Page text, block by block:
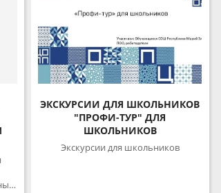
ЭКСКУРСИИ ДЛЯ ШКОЛЬНИКОВ
"ПРОФИ-ТУР" ДЛЯ
ШКОЛЬНИКОВ